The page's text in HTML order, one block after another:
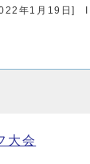
年1月19日]
大会